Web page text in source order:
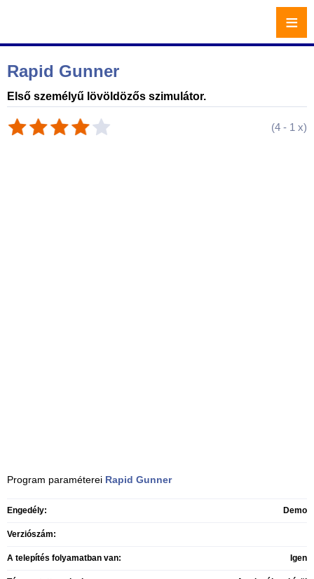
Rapid Gunner
Első személyű lövöldözős szimulátor.
(4 - 1 x)
Program paraméterei Rapid Gunner
Engedély: Demo
Verziószám:
A telepítés folyamatban van: Igen
≡